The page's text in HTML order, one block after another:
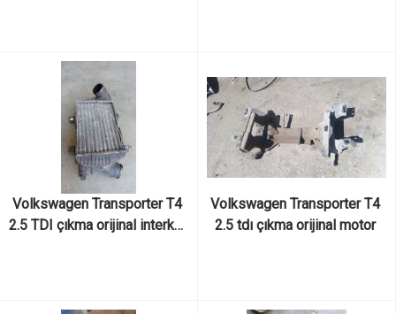
Volkswagen Transporter T4
2.5 TDI çıkma orijinal interkol
Volkswagen Transporter T4
2.5 tdı çıkma orijinal motor